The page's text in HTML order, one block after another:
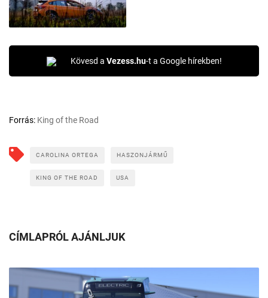
Kövesd a Vezess.hu-t a Google hírekben!
Forrás: King of the Road
CAROLINA ORTEGA HASZONJÁRMŰ
KING OF THE ROAD USA
CÍMLAPRÓL AJÁNLJUK